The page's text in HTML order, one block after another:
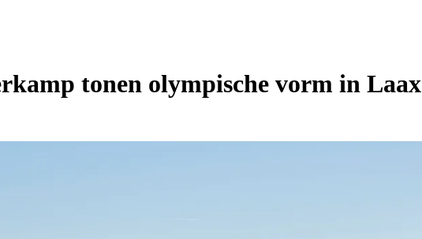
tonen olympische vorm in Laax